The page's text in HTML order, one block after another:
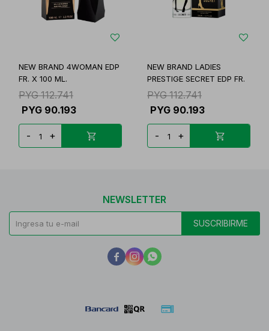
NEW BRAND 4WOMAN EDP
FR. X 100 ML.
PYG 112.741
PYG 90.193
- +
NEW BRAND LADIES
PRESTIGE SECRET EDP FR.
PYG 112.741
PYG 90.193
- +
NEWSLETTER
SUSCRIBIRME
  